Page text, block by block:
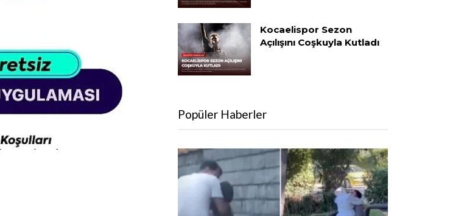
Kocaelispor Sezon
Açılışını Coşkuyla Kutladı
Popüler Haberler